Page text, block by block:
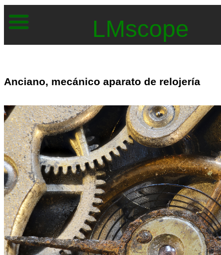
LMscope
Anciano, mecánico aparato de relojería